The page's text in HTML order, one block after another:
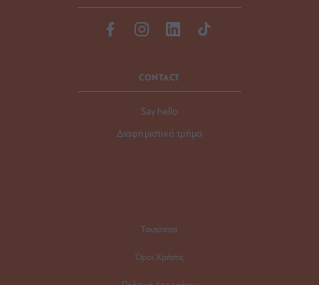
CONTACT
Say hello
Διαφημιστικό τμήμα
Ταυτότητα
Όροι Χρήσης